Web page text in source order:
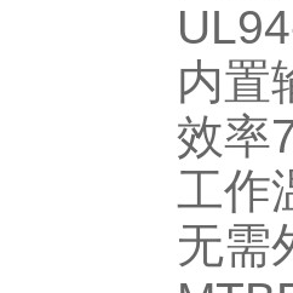
内置
效率
工作
无需